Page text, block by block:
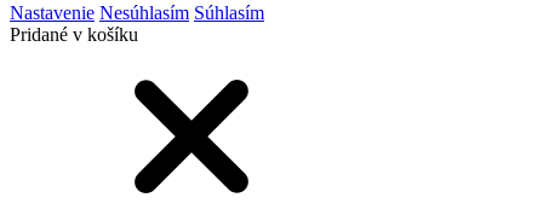
Nastavenie Nesúhlasím Súhlasím
Pridané v košíku